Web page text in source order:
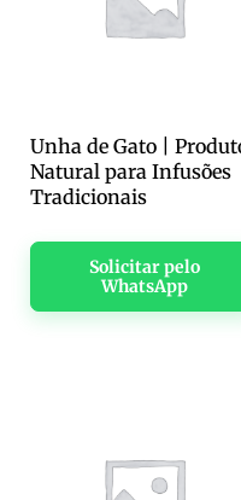
Unha de Gato |
Natural para Infusões
Tradicionais
Solicitar pelo
WhatsApp